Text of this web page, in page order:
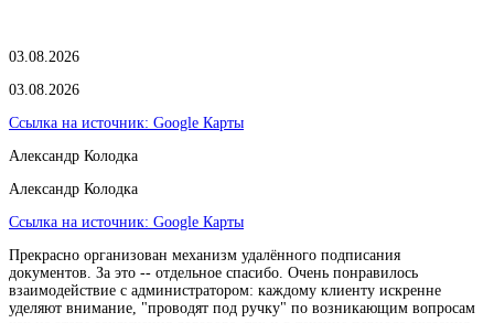
03.08.2026
03.08.2026
Ссылка на источник: Google Карты
Александр Колодка
Александр Колодка
Ссылка на источник: Google Карты
Прекрасно организован механизм удалённого подписания
документов. За это -- отдельное спасибо. Очень понравилось
взаимодействие с администратором: каждому клиенту искренне
уделяют внимание, "проводят под ручку" по возникающим вопросам